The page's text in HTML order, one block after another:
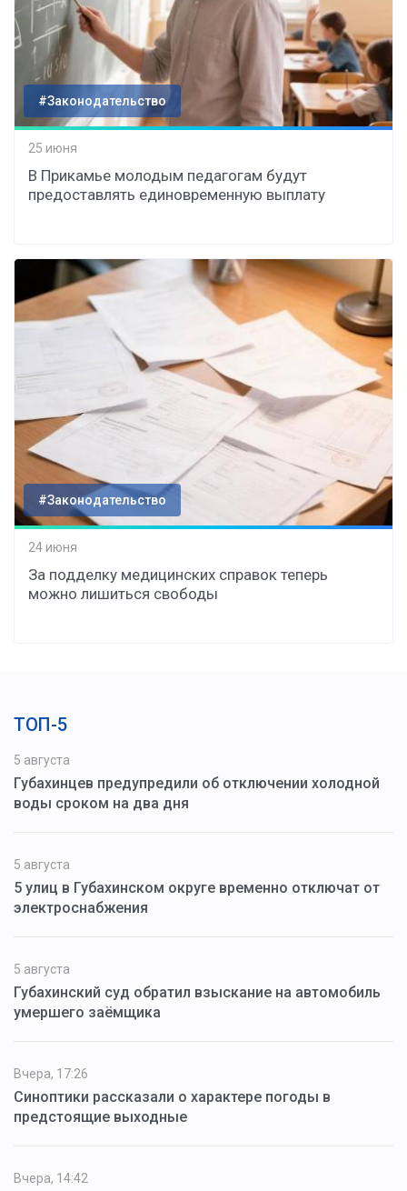
#Законодательство
25 июня
В Прикамье молодым педагогам будут
предоставлять единовременную выплату
#Законодательство
24 июня
За подделку медицинских справок теперь
можно лишиться свободы
ТОП-5
5 августа
Губахинцев предупредили об отключении холодной
воды сроком на два дня
5 августа
5 улиц в Губахинском округе временно отключат от
электроснабжения
5 августа
Губахинский суд обратил взыскание на автомобиль
умершего заёмщика
Вчера, 17:26
Синоптики рассказали о характере погоды в
предстоящие выходные
Вчера, 14:42